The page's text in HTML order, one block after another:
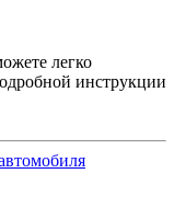
легко
инструкции